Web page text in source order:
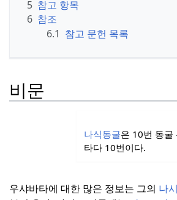
5 참고 항목
6 참조
6.1 참고 문헌 목록
비문
나식동굴은 10번 동굴
타다 10번이다.
우샤바타에 대한 많은 정보는 그의 나